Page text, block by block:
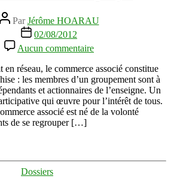
Auteur
de
l’article
ParJérôme HOARAU
Date
l’article
02/08/2012
Aucun commentaire
Entreprendre
en
coopérative
:
replacer
l’humain
projet
en réseau, le commerce associé constitue
: les membres d’un groupement sont à
et actionnaires de l’enseigne. Un
qui œuvre pour l’intérêt de tous.
associé est né de la volonté
de se regrouper […]
Catégories
Dossiers